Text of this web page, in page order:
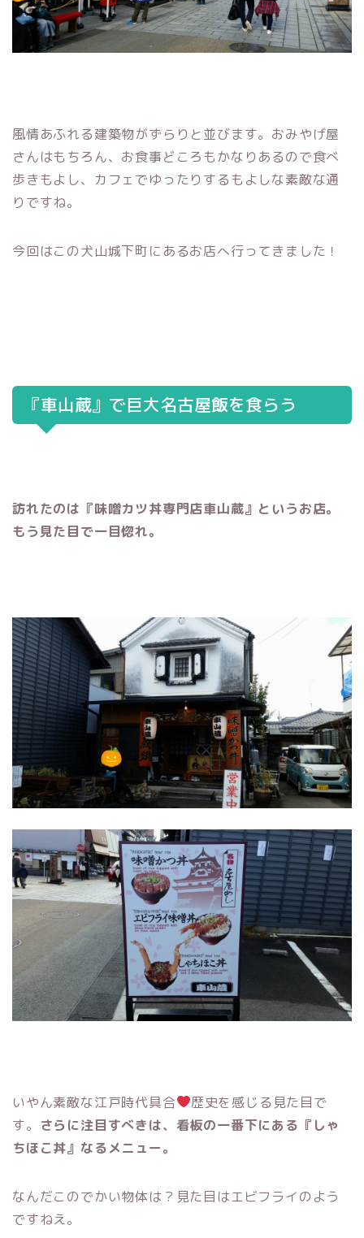
風情あふれる建築物がずらりと並びます。おみやげ屋
さんはもちろん、お食事どころもかなりあるので食べ
歩きもよし、カフェでゆったりするもよしな素敵な通
りですね。
今回はこの犬山城下町にあるお店へ行ってきました！
『車山蔵』で巨大名古屋飯を食らう
訪れたのは『味噌カツ丼専門店車山蔵』というお店。
もう見た目で一目惚れ。
いやん素敵な江戸時代具合
歴史を感じる見た目で
す。 さらに注目すべきは、看板の一番下にある『しゃ
ちほこ丼』なるメニュー。
なんだこのでかい物体は？見た目はエビフライのよう
ですねえ。